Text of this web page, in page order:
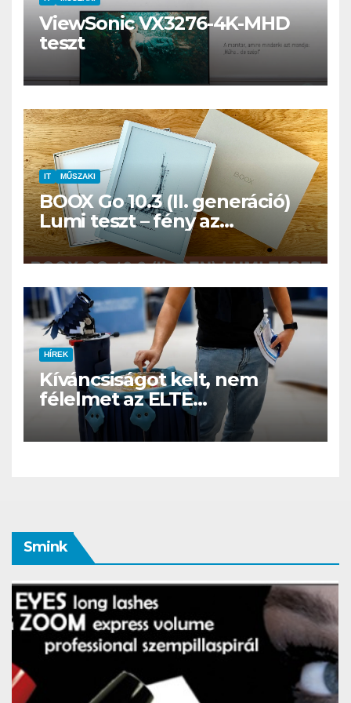
ViewSonic VX3276-4K-MHD
teszt
IT MŰSZAKI
BOOX Go 10.3 (II. generáció)
Lumi teszt – fény az
éjszakában, fél könyvtár a
családi csomagban
HÍREK
Kíváncsiságot kelt, nem
félelmet az ELTE
etológusainak felszolgáló
robotja
Smink